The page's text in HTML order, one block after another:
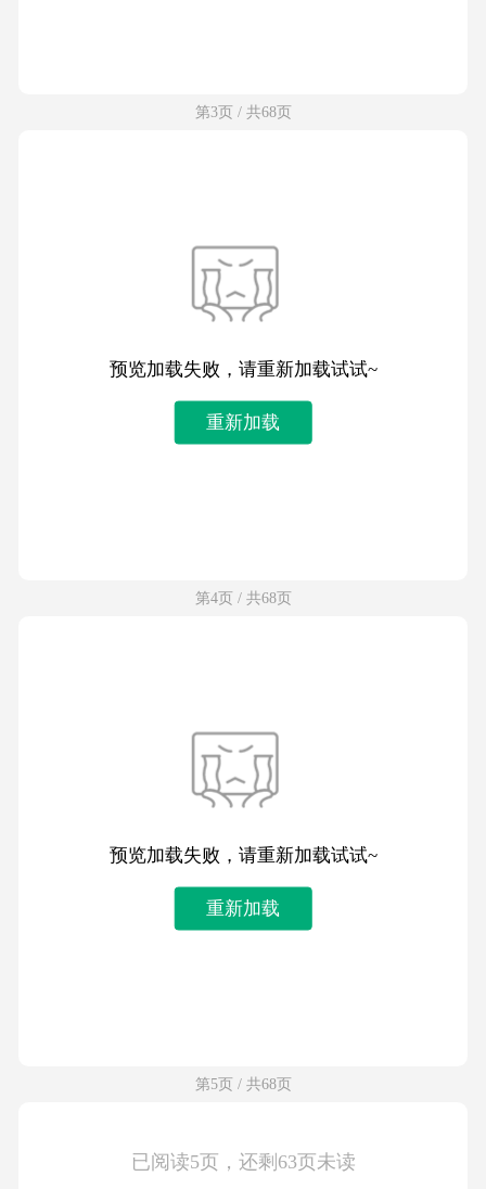
第3页 / 共68页
预览加载失败，请重新加载试试~
重新加载
第4页 / 共68页
预览加载失败，请重新加载试试~
重新加载
第5页 / 共68页
已阅读5页，还剩63页未读